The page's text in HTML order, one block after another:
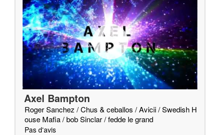
Axel Bampton
Roger Sanchez / Chus & ceballos / Avicii / Swedish H
ouse Mafia / bob Sinclar / fedde le grand
Pas d'avis